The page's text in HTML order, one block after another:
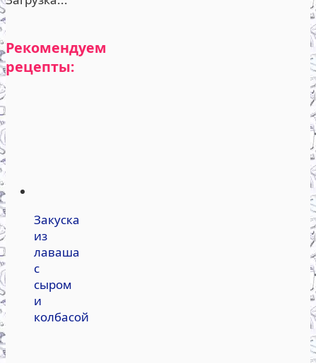
Рекомендуем
рецепты:
Закуска
из
лаваша
с
сыром
и
колбасой